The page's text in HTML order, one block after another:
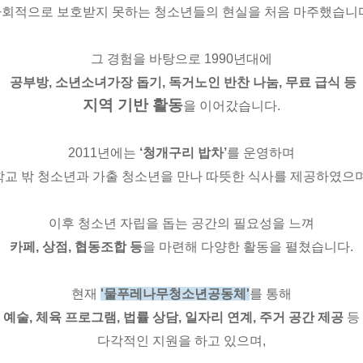
적으로 보호받지 못하는 청소년들의 현실을 처음 마주했습니
그 경험을 바탕으로 1990년대에
공부방, 소년소녀가장 돕기, 독거노인 반찬 나눔, 무료 급식 등
지역 기반 활동을 이어갔습니다.
2011년에는 ‘청개구리 밥차’를 운영하며
교 밖 청소년과 가출 청소년을 만나 따뜻한 식사를 제공하였으
이후 청소년 자립을 돕는 공간의 필요성을 느껴
카페, 상점, 협동조합 등을 마련해 다양한 활동을 펼쳤습니다.
현재 '물푸레나무청소년공동체 '를 통해
예술, 체육 프로그램, 법률 상담, 일자리 연계, 주거 공간 제공 등
다각적인 지원을 하고 있으며,